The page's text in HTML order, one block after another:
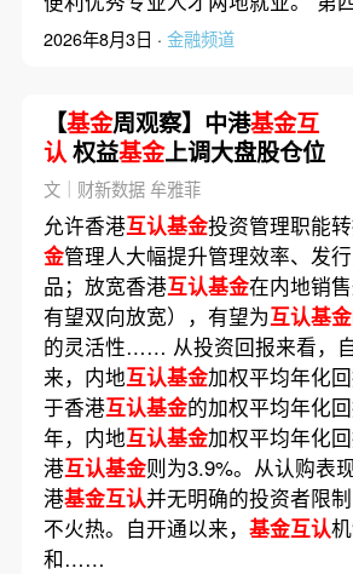
2026年8月3日 · 金融频道
【基金周观察】中港基金互
认权益基金上调大盘股仓位
文｜财新数据 牟雅菲
允许香港互认基金投资管理职能
金管理人大幅提升管理效率、发
品；放宽香港互认基金在内地销
有望双向放宽），有望为互认基金
的灵活性…… 从投资回报来看，
来，内地互认基金加权平均年化
于香港互认基金的加权平均年化
年，内地互认基金加权平均年化
港互认基金则为3.9%。从认购表
港基金互认并无明确的投资者限
不火热。自开通以来， 基金互认
和……